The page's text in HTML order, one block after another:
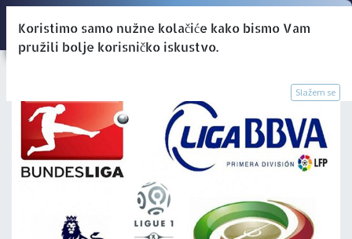
Koristimo samo nužne kolačiće kako bismo Vam
pružili bolje korisničko iskustvo.
Slažem se